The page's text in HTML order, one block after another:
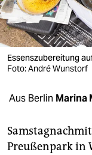
wahrheit
verlag
verlag
veranstaltungen
fragen & hilfe
Essenszubereitung
Foto: André Wunstorf
Aus Berlin Marina
Preußenpark in